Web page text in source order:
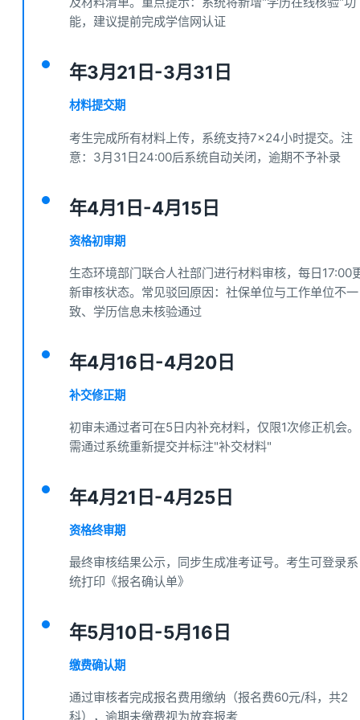
能，建议提前完成学信网认证
年3月21日-3月31日
材料提交期
考生完成所有材料上传，系统支持7×24小时提交。注
意：3月31日24:00后系统自动关闭，逾期不予补录
年4月1日-4月15日
资格初审期
生态环境部门联合人社部门进行材料审核，每日17:00
新审核状态。常见驳回原因：社保单位与工作单位不一
致、学历信息未核验通过
年4月16日-4月20日
补交修正期
初审未通过者可在5日内补充材料，仅限1次修正机会。
需通过系统重新提交并标注"补交材料"
年4月21日-4月25日
资格终审期
最终审核结果公示，同步生成准考证号。考生可登录系
统打印《报名确认单》
年5月10日-5月16日
缴费确认期
通过审核者完成报名费用缴纳（报名费60元/科，共2
科），逾期未缴费视为放弃报考